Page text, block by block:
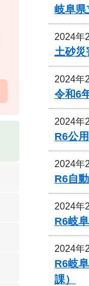
岐阜県
2024年
土砂災
2024年
令和6
2024年
R6公
2024年
R6自
2024年
R6岐
2024年
R6岐
課）